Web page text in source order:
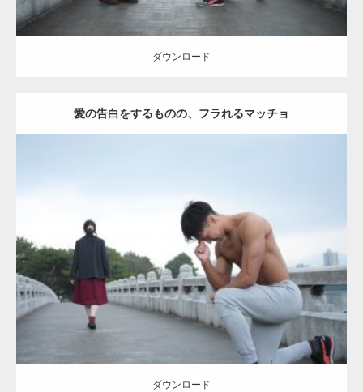
ダウンロード
愛の告白をするものの、フラれるマッチョ
2021.07.8
公園のマッチョ AKIHITO(細マッチョ)
肩
ダウンロード
ダウンロード